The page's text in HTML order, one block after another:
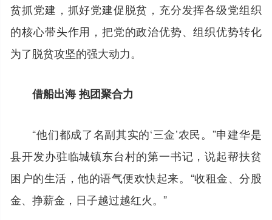
贫抓党建，抓好党建促脱贫，充分发挥各级党组织
的核心带头作用，把党的政治优势、组织优势转化
为了脱贫攻坚的强大动力。
借船出海 抱团聚合力
“他们都成了名副其实的‘三金’农民。”申建华是
县开发办驻临城镇东台村的第一书记，说起帮扶贫
困户的生活，他的语气便欢快起来。“收租金、分股
金、挣薪金，日子越过越红火。”